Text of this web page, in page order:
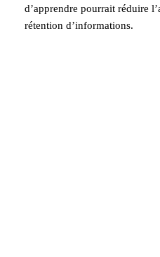
d’apprendre pourrait réduire
rétention d’informations.